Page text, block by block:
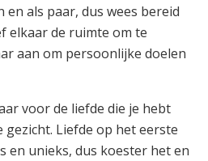
als paar, dus wees bereid
elkaar de ruimte om te
aan om persoonlijke doelen
voor de liefde die je hebt
Liefde op het eerste
en unieks, dus koester het en